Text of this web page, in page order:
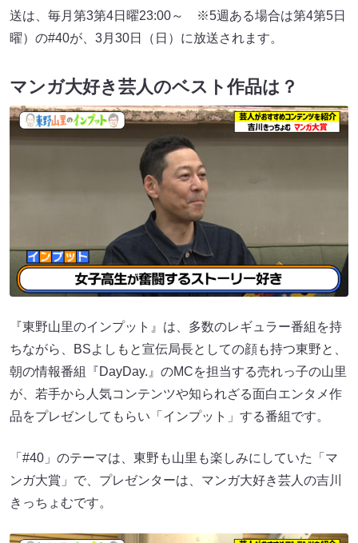
送は、毎月第3第4日曜23:00～ ※5週ある場合は第4第5日
曜）の#40が、3月30日（日）に放送されます。
マンガ大好き芸人のベスト作品は？
『東野山里のインプット』は、多数のレギュラー番組を持
ちながら、BSよしもと宣伝局長としての顔も持つ東野と、
朝の情報番組『DayDay.』のMCを担当する売れっ子の山里
が、若手から人気コンテンツや知られざる面白エンタメ作
品をプレゼンしてもらい「インプット」する番組です。
「#40」のテーマは、東野も山里も楽しみにしていた「マ
ンガ大賞」で、プレゼンターは、マンガ大好き芸人の吉川
きっちょむです。